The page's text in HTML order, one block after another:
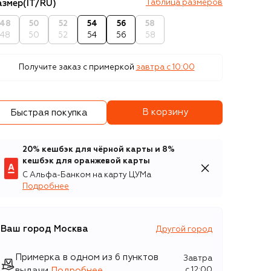
(IT/RU) Таблица размеров
48
50
50
52
52
54
54
56
56
58
58
Получите заказ с примеркой завтра c 10:00
Быстрая покупка В корзину
20% кешбэк для чёрной карты и 8%
кешбэк для оранжевой карты
С Альфа-Банком на карту ЦУМа
Подробнее
Ваш город Москва Другой город
Примерка в одном из 6 пунктов
Завтра